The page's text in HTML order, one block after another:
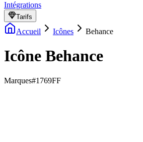
Intégrations
Tarifs
Accueil Icônes Behance
Icône Behance
Marques#1769FF